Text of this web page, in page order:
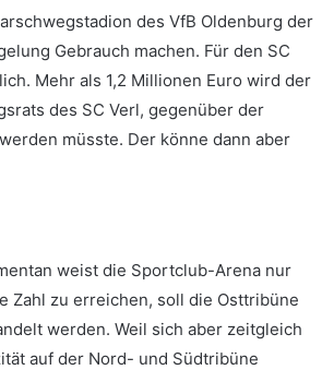
des VfB Oldenburg der
Gebrauch machen. Für den SC
Mehr als 1,2 Millionen Euro wird der
des SC Verl, gegenüber der
müsste. Der könne dann aber
weist die Sportclub-Arena nur
Zahl zu erreichen, soll die Osttribüne
werden. Weil sich aber zeitgleich
auf der Nord- und Südtribüne